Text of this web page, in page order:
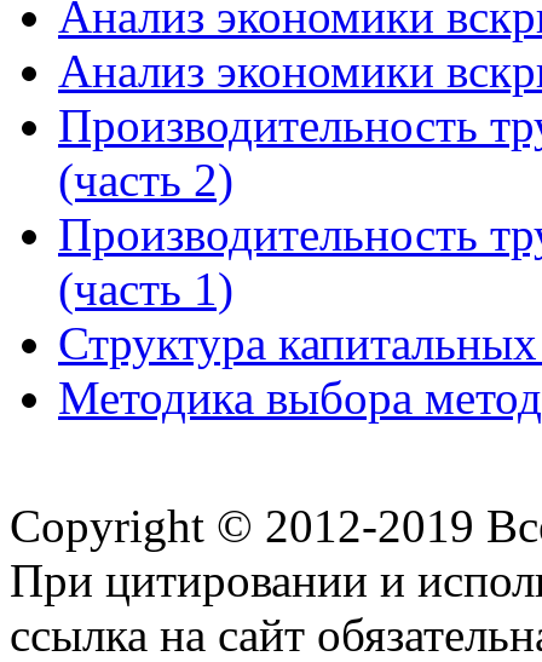
Анализ экономики
Анализ экономики
Производительность
(часть 2)
Производительность
(часть 1)
Структура
Методика выбора
Copyright © 2012-2019
При цитировании и
ссылка на сайт